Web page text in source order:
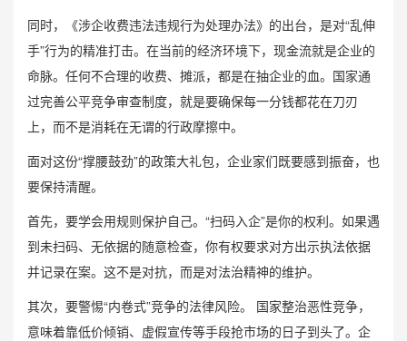
同时，《涉企收费违法违规行为处理办法》的出台，是对“乱伸
手”行为的精准打击。在当前的经济环境下，现金流就是企业的
命脉。任何不合理的收费、摊派，都是在抽企业的血。国家通
过完善公平竞争审查制度，就是要确保每一分钱都花在刀刃
上，而不是消耗在无谓的行政摩擦中。
面对这份“撑腰鼓劲”的政策大礼包，企业家们既要感到振奋，也
要保持清醒。
首先，要学会用规则保护自己。“扫码入企”是你的权利。如果遇
到未扫码、无依据的随意检查，你有权要求对方出示执法依据
并记录在案。这不是对抗，而是对法治精神的维护。
其次，要警惕“内卷式”竞争的法律风险。 国家整治恶性竞争，
意味着靠低价倾销、虚假宣传等手段抢市场的日子到头了。企